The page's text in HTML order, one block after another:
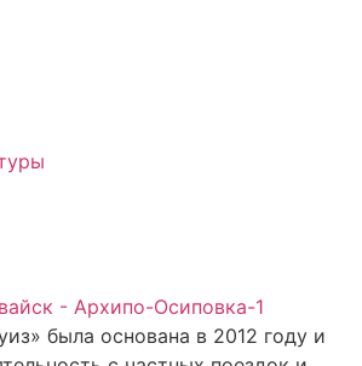
была основана в 2012 году и